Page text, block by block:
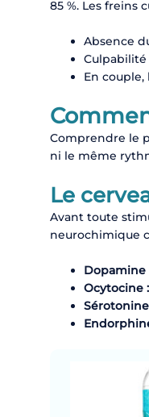
85 %. Les freins
Absence
En
Comprendre le
ni le même
Le
Avant toute
neurochimique
Dopamine
Ocytocine :